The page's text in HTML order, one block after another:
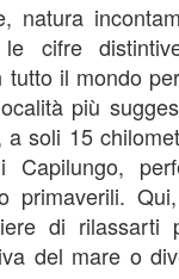
natura
cifre
tutto il mondo
più
a soli 15
Capilungo,
primaverili.
di rilassarti
del mare o